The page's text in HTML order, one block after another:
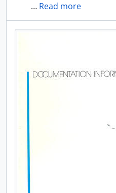
… Read more